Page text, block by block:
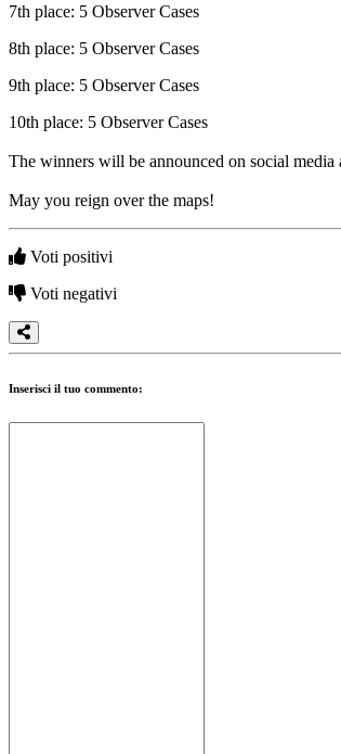
Gioco
Gioco
Eventi
gioco
Media
7th place: 5 Observer Cases
8th place: 5 Observer Cases
9th place: 5 Observer Cases
10th place: 5 Observer Cases
The winners will be announced on social
May you reign over the maps!
Voti positivi
Voti negativi
Inserisci il tuo commento: